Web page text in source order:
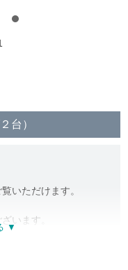
台）
いただけます。
います。